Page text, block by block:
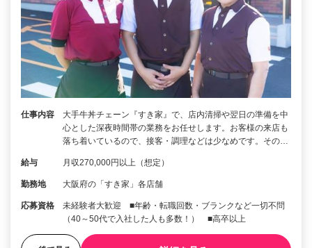
仕事内容
大手牛丼チェーン『すき家』で、店内清掃や翌日の準備を中
心とした深夜時間帯の業務をお任せします。お客様の来店も
落ち着いているので、接客・調理などは少なめです。その…
給与 月収270,000円以上（想定）
勤務地 大阪府の「すき家」各店舗
応募資格
未経験者大歓迎 ■年齢・転職回数・ブランクなど一切不問
（40～50代で入社した人も多数！） ■高卒以上